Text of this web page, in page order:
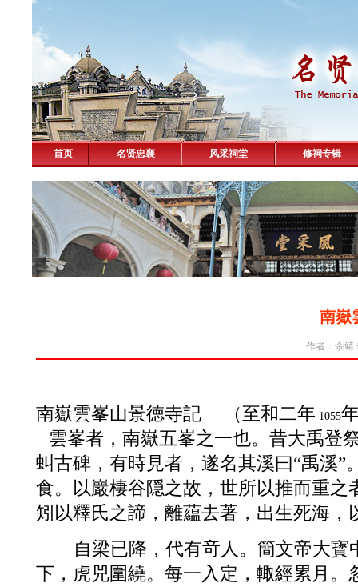
首页 名贤忠襄 风采祠堂 修祠专辑
南嶽
作者：余靖
南嶽雲峯山景徳寺記 （至和二年 1055
雲峯者，南嶽五峯之一也。昔大禹登
虯古碑，有時見者，遂名其溪曰“禹溪
食。以巖棲谷隠之故，世所以推而重
矧以釋氏之諦，離藴去著，出生死海
自梁已降，代有竒人。簡文帝大
下，虎兕圍繞。每一入定，輙經累月